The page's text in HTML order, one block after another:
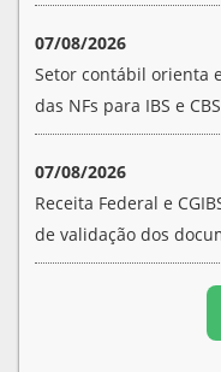
07/08/2026
Setor contábil orienta
das NFs para IBS e CBS
07/08/2026
Receita Federal e
de validação dos